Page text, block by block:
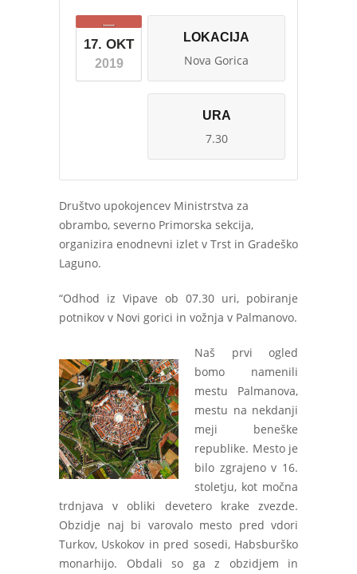
17. OKT
2019
LOKACIJA
Nova Gorica
URA
7.30
Društvo upokojencev Ministrstva za
obrambo, severno Primorska sekcija,
organizira enodnevni izlet v Trst in Gradeško
Laguno.
“Odhod iz Vipave ob 07.30 uri, pobiranje
potnikov v Novi gorici in vožnja v Palmanovo.
Naš prvi ogled
bomo namenili
mestu Palmanova,
mestu na nekdanji
meji beneške
republike. Mesto je
bilo zgrajeno v 16.
stoletju, kot močna
trdnjava v obliki devetero krake zvezde.
Obzidje naj bi varovalo mesto pred vdori
Turkov, Uskokov in pred sosedi, Habsburško
monarhijo. Obdali so ga z obzidjem in